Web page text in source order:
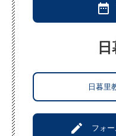
date_range
日暮里
create フォー